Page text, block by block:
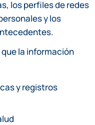
los perfiles de redes
y los
la información
y registros